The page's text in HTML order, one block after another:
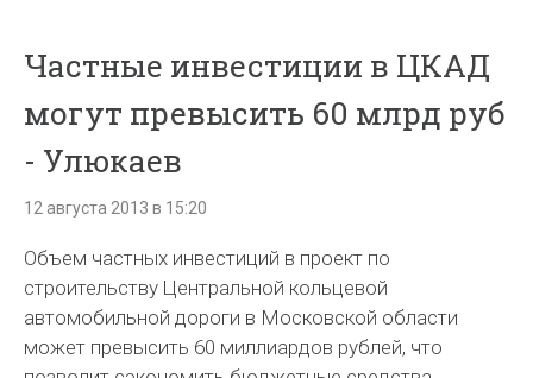
Частные инвестиции в ЦКАД
могут превысить 60 млрд руб
- Улюкаев
12 августа 2013 в 15:20
Объем частных инвестиций в проект по
строительству Центральной кольцевой
автомобильной дороги в Московской области
может превысить 60 миллиардов рублей, что